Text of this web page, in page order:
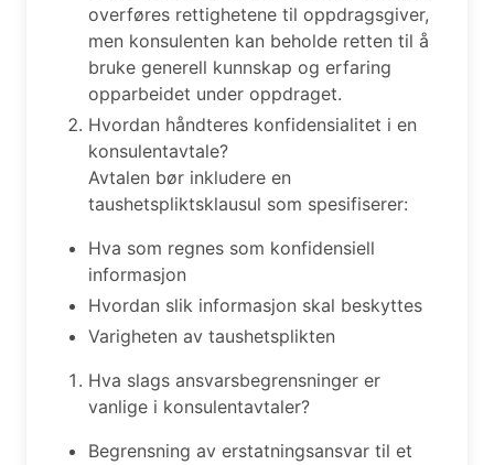
overføres rettighetene til oppdragsgiver,
men konsulenten kan beholde retten til å
bruke generell kunnskap og erfaring
opparbeidet under oppdraget.
Hvordan håndteres konfidensialitet i en
konsulentavtale?
Avtalen bør inkludere en
taushetspliktsklausul som spesifiserer:
Hva som regnes som konfidensiell
informasjon
Hvordan slik informasjon skal beskyttes
Varigheten av taushetsplikten
Hva slags ansvarsbegrensninger er
vanlige i konsulentavtaler?
Begrensning av erstatningsansvar til et